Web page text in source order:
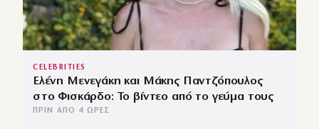
CELEBRITIES
Ελένη Μενεγάκη και Μάκης Παντζόπουλος
στο Φισκάρδο: Το βίντεο από το γεύμα τους
ΠΡΙΝ ΑΠΌ 4 ΏΡΕΣ